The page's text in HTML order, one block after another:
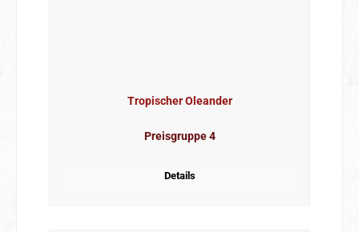
Tropischer Oleander
Preisgruppe 4
Details